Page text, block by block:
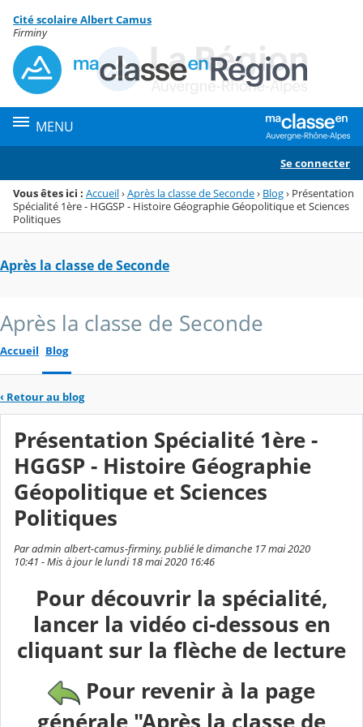
Menu de la rubrique
Contenu
Cité scolaire Albert Camus
Firminy
MENU
Se connecter
Vous êtes ici : Accueil›Après la classe de Seconde› Blog› Présentation
Spécialité 1ère - HGGSP - Histoire Géographie Géopolitique et Sciences
Politiques
Après la classe de Seconde
Après la classe de Seconde
Accueil Blog
‹ Retour au blog
Présentation Spécialité 1ère -
HGGSP - Histoire Géographie
Géopolitique et Sciences
Politiques
Par admin albert-camus-firminy, publié le dimanche 17 mai 2020
10:41 - Mis à jour le lundi 18 mai 2020 16:46
Pour découvrir la spécialité,
lancer la vidéo ci-dessous en
cliquant sur la flèche de lecture
Pour revenir à la page